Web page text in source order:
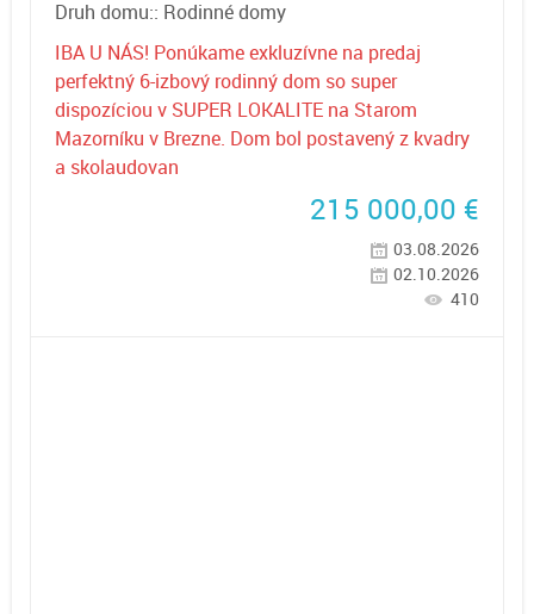
Druh domu:: Rodinné domy
IBA U NÁS! Ponúkame exkluzívne na predaj
perfektný 6-izbový rodinný dom so super
dispozíciou v SUPER LOKALITE na Starom
Mazorníku v Brezne. Dom bol postavený z kvadry
a skolaudovan
215 000,00 €
03.08.2026
02.10.2026
410